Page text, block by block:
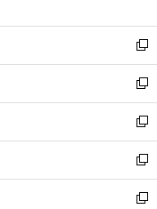
開
く
ウ
で
開
く
ン
ド
ウ
で
開
く
ウ
ィ
ン
ド
ウ
で
開
く
新
し
い
ウ
ィ
ン
ド
ウ
で
新
し
い
ウ
ィ
ン
ド
新
し
い
ウ
ィ
新
し
い
新